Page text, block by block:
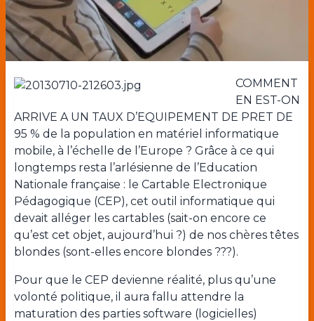
COMMENT
EN EST-ON
ARRIVE A UN TAUX D’EQUIPEMENT DE PRET DE
95 % de la population en matériel informatique
mobile, à l’échelle de l’Europe ? Grâce à ce qui
longtemps resta l’arlésienne de l’Education
Nationale française : le Cartable Electronique
Pédagogique (CEP), cet outil informatique qui
devait alléger les cartables (sait-on encore ce
qu’est cet objet, aujourd’hui ?) de nos chères têtes
blondes (sont-elles encore blondes ???).
Pour que le CEP devienne réalité, plus qu’une
volonté politique, il aura fallu attendre la
maturation des parties software (logicielles)